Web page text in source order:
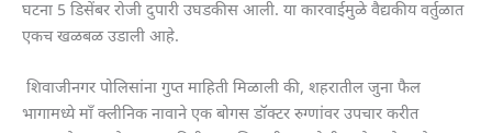
घटना 5 डिसेंबर रोजी दुपारी उघडकीस आली. या कारवाईमुळे वैद्यकीय वर्तुळात
एकच खळबळ उडाली आहे.
शिवाजीनगर पोलिसांना गुप्त माहिती मिळाली की, शहरातील जुना फैल
भागामध्ये माँ क्लीनिक नावाने एक बोगस डॉक्टर रुग्णांवर उपचार करीत